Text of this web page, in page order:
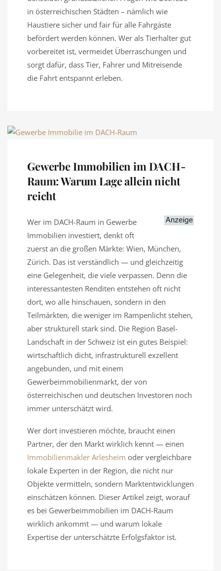
in österreichischen Städten – nämlich wie
Haustiere sicher und fair für alle Fahrgäste
befördert werden können. Wer als Tierhalter gut
vorbereitet ist, vermeidet Überraschungen und
sorgt dafür, dass Tier, Fahrer und Mitreisende
die Fahrt entspannt erleben.
Gewerbe Immobilien im DACH-
Raum: Warum Lage allein nicht
reicht
Wer im DACH-Raum in Gewerbe
Immobilien investiert, denkt oft
zuerst an die großen Märkte: Wien, München,
Zürich. Das ist verständlich — und gleichzeitig
eine Gelegenheit, die viele verpassen. Denn die
interessantesten Renditen entstehen oft nicht
dort, wo alle hinschauen, sondern in den
Teilmärkten, die weniger im Rampenlicht stehen,
aber strukturell stark sind. Die Region Basel-
Landschaft in der Schweiz ist ein gutes Beispiel:
wirtschaftlich dicht, infrastrukturell exzellent
angebunden, und mit einem
Gewerbeimmobilienmarkt, der von
österreichischen und deutschen Investoren noch
immer unterschätzt wird.
Wer dort investieren möchte, braucht einen
Partner, der den Markt wirklich kennt — einen
Immobilienmakler Arlesheim oder vergleichbare
lokale Experten in der Region, die nicht nur
Objekte vermitteln, sondern Marktentwicklungen
einschätzen können. Dieser Artikel zeigt, worauf
es bei Gewerbeimmobilien im DACH-Raum
wirklich ankommt — und warum lokale
Expertise der unterschätzte Erfolgsfaktor ist.